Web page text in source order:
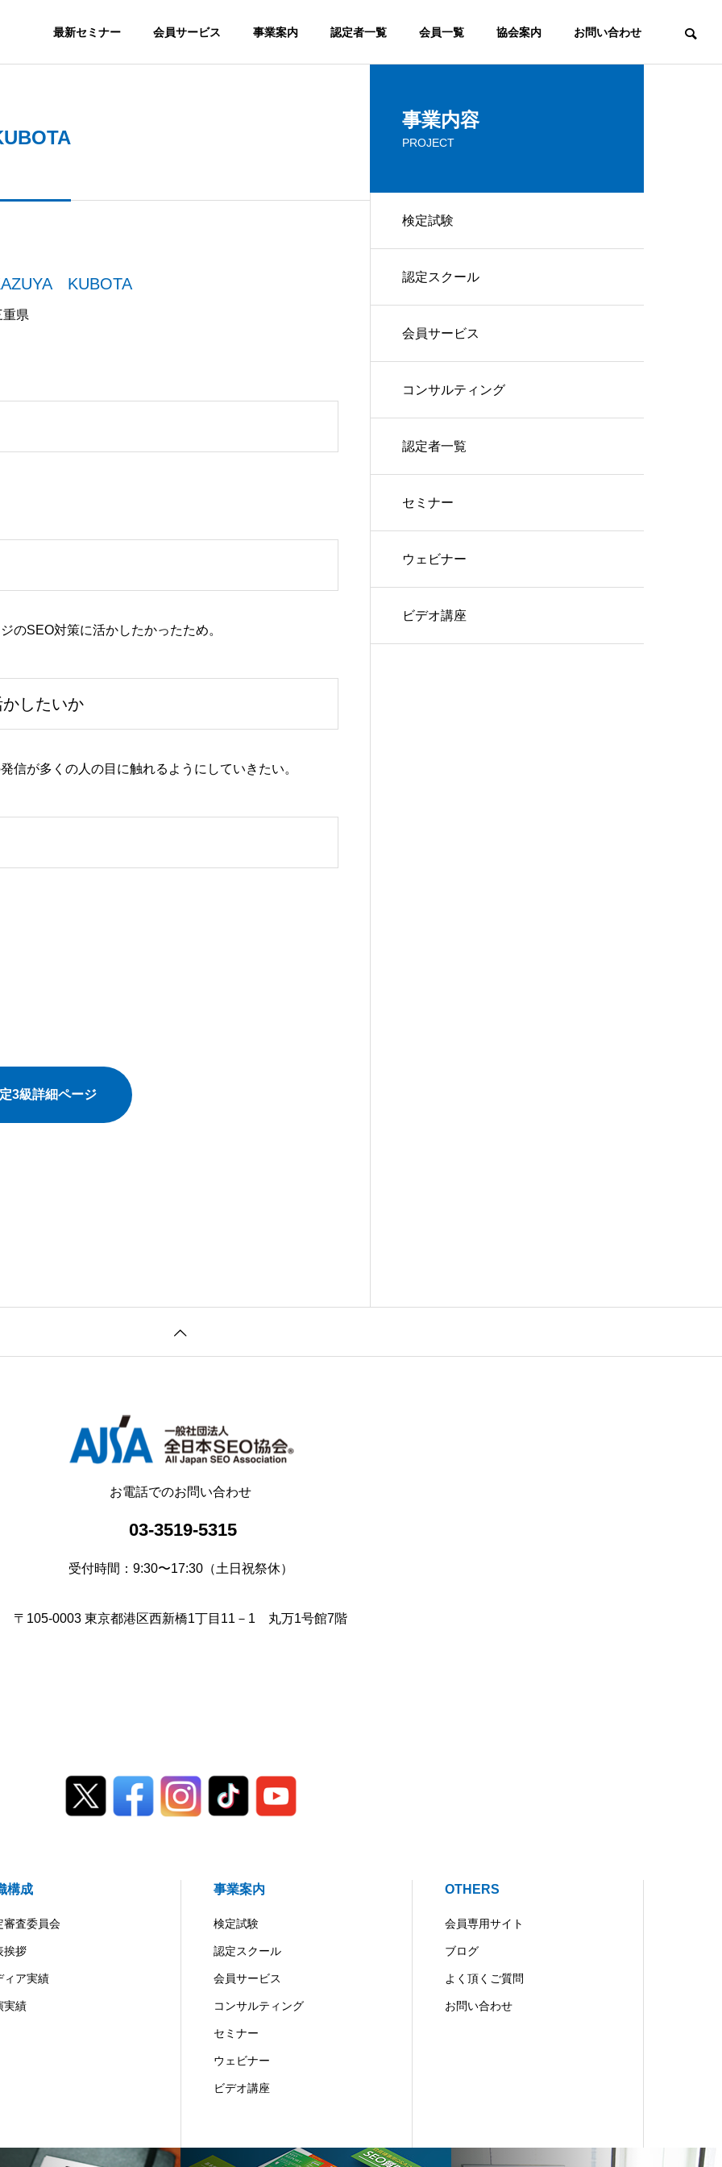
最新セミナー 会員サービス 事業案内 認定者一覧 会員一覧 協会案内 お問い合わせ
Instagram SEOが必
？
ウェブマーケティング
COMMITTEE
FAQ
KUBOTA
重県
のSEO対策に活かしたかったため。
したいか
信が多くの人の目に触れるようにしていきたい。
3級詳細ページ
事業内容
PROJECT
検定試験
認定スクール
会員サービス
コンサルティング
認定者一覧
セミナー
ウェビナー
ビデオ講座
お電話でのお問い合わせ
03-3519-5315
受付時間：9:30〜17:30（土日祝祭休）
〒105-0003 東京都港区西新橋1丁目11－1 丸万1号館7階
構成
審査委員会
挨拶
ィア実績
実績
事業案内
検定試験
認定スクール
会員サービス
コンサルティング
セミナー
ウェビナー
ビデオ講座
OTHERS
会員専用サイト
ブログ
よく頂くご質問
お問い合わせ